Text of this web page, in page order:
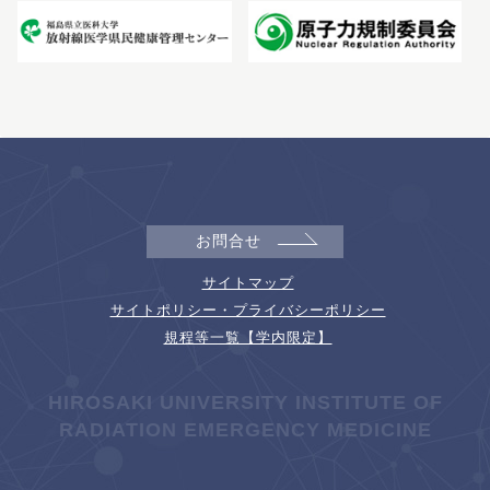
お問合せ
サイトマップ
サイトポリシー・プライバシーポリシー
規程等一覧【学内限定】
HIROSAKI UNIVERSITY INSTITUTE OF
RADIATION EMERGENCY MEDICINE